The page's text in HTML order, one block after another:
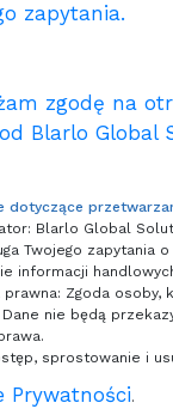
zapytania.
zgodę na
Blarlo Global
dotyczące
Blarlo Global
Twojego zapytania
informacji
prawna: Zgoda osoby,
Dane nie będą
sprostowanie i
Prywatności.